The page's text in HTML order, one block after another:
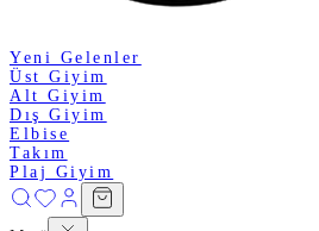
Yeni Gelenler
Üst Giyim
Alt Giyim
Dış Giyim
Elbise
Takım
Plaj Giyim